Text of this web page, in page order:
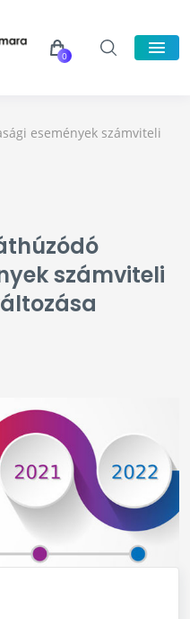
0
események számviteli
számviteli